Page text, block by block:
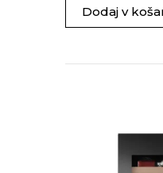
Dodaj v